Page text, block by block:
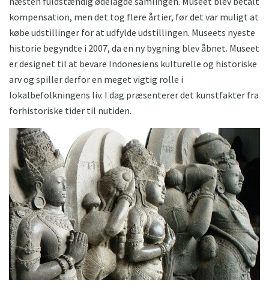
kompensation, men det tog flere årtier, før det var muligt at
købe udstillinger for at udfylde udstillingen. Museets nyeste
historie begyndte i 2007, da en ny bygning blev åbnet. Museet
er designet til at bevare Indonesiens kulturelle og historiske
arv og spiller derfor en meget vigtig rolle i
lokalbefolkningens liv. I dag præsenterer det kunstfakter fra
forhistoriske tider til nutiden.